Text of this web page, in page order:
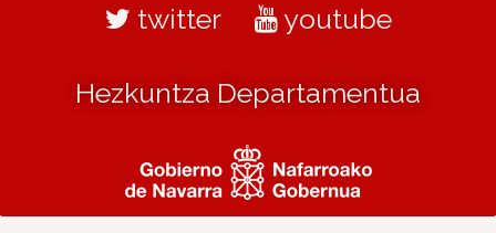
twitter youtube
Hezkuntza Departamentua